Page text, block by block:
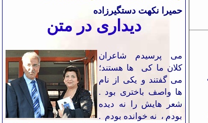
حمیرا نکهت دستگیرزاده
دیداری در متن
می پرسیدم شاعران
کلان ما کی ها هستند؛
می گفتند و یکی از نام
ها واصف باختری بود .
شعر هایش را نه دیده
بودم ، نه خوانده بودم .